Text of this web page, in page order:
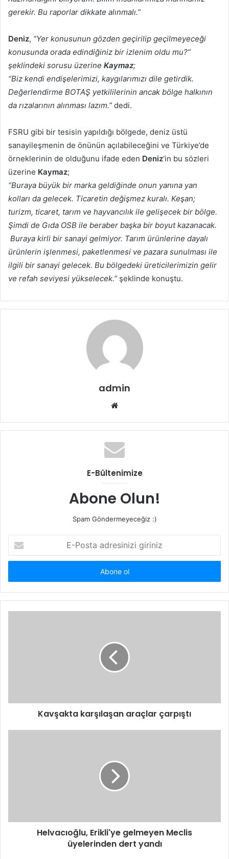
gerekir. Bu raporlar dikkate alınmalı.”
Deniz, “Yer konusunun gözden geçirilip geçilmeyeceği
konusunda orada edindiğiniz bir izlenim oldu mu?”
şeklindeki sorusu üzerine Kaymaz;
“Biz kendi endişelerimizi, kaygılarımızı dile getirdik.
Değerlendirme BOTAŞ yetkililerinin ancak bölge halkının
da rızalarının alınması lazım.” dedi.
FSRU gibi bir tesisin yapıldığı bölgede, deniz üstü
sanayileşmenin de önünün açılabileceğini ve Türkiye’de
örneklerinin de olduğunu ifade eden Deniz‘in bu sözleri
üzerine Kaymaz;
“Buraya büyük bir marka geldiğinde onun yanına yan
kolları da gelecek. Ticaretin değişmez kuralı. Keşan;
turizm, ticaret, tarım ve hayvancılık ile gelişecek bir bölge.
Şimdi de Gıda OSB ile beraber başka bir boyut kazanacak.
Buraya kirli bir sanayi gelmiyor. Tarım ürünlerine dayalı
ürünlerin işlenmesi, paketlenmesi ve pazara sunulması ile
ilgili bir sanayi gelecek. Bu bölgedeki üreticilerimizin gelir
ve refah seviyesi yükselecek.” şeklinde konuştu.
admin
Web
E-Bültenimize
Abone Olun!
Spam Göndermeyeceğiz :)
Posta
adresinizi
Kavşakta karşılaşan araçlar çarpıştı
Helvacıoğlu, Erikli'ye gelmeyen Meclis
üyelerinden dert yandı